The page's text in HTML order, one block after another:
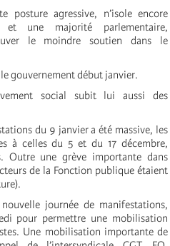
posture agressive, n’isole encore
et une majorité parlementaire,
le moindre soutien dans le
le gouvernement début janvier.
social subit lui aussi des
du 9 janvier a été massive, les
à celles du 5 et du 17 décembre,
Outre une grève importante dans
de la Fonction publique étaient
journée de manifestations,
pour permettre une mobilisation
Une mobilisation importante de